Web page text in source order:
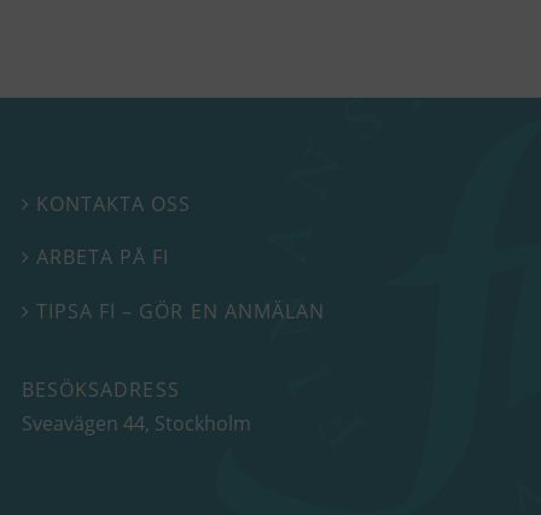
 KONTAKTA OSS
 ARBETA PÅ FI
TIPSA FI – GÖR EN ANMÄLAN
BESÖKSADRESS
Sveavägen 44, Stockholm